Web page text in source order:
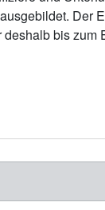
Der
bis zum